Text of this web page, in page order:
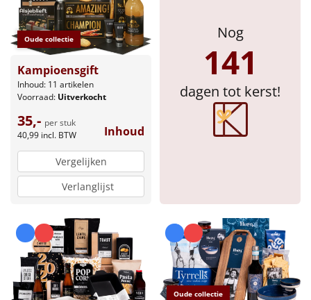
Oude collectie
Kampioensgift
Inhoud: 11 artikelen
Voorraad: Uitverkocht
35,- per stuk
40,99 incl. BTW Inhoud
Vergelijken
Verlanglijst
Nog
141
dagen tot kerst!
Oude collectie